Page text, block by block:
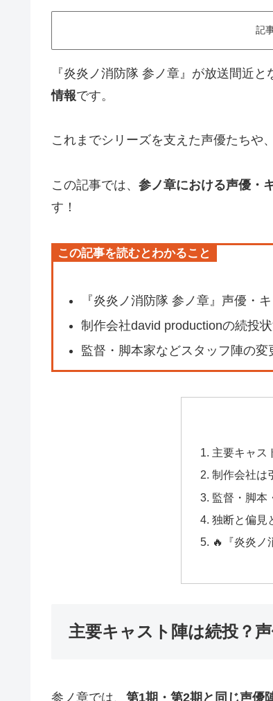
記
『炎炎ノ消防隊 参ノ章』が放送間近
情報です。
これまでシリーズを支えた声優たちや
この記事では、 参ノ章における声優・
す！
この記事を読むとわかること
『炎炎ノ消防隊 参ノ章』声優・
制作会社david productionの続投
監督・脚本家などスタッフ陣の変
主要キャス
制作会社は
監督・脚本
独断と偏見
🔥『炎炎ノ
主要キャスト陣は続投？
参ノ章では、 第1期・第2期と同じ声優